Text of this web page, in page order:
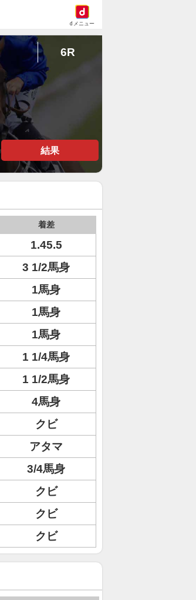
dメニュー
6R
結果
着差
1.45.5
3 1/2馬身
1馬身
1馬身
1馬身
1 1/4馬身
1 1/2馬身
4馬身
クビ
アタマ
3/4馬身
クビ
クビ
クビ